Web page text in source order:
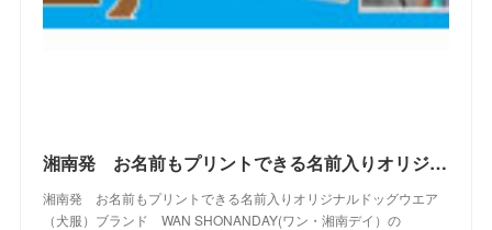
(13)
(16)
13)
)
(2) 湘南発 お名前もプリントできる名前入りオリジナルドッグウエアブランド WAN SHONANDAY(ワン・湘南デイ）の WEB SHOPです
湘南発 お名前もプリントできる名前入りオリジナルドッグウエア
（犬服）ブランド WAN SHONANDAY(ワン・湘南デイ）の